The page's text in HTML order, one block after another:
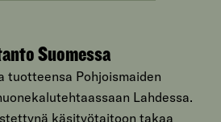
Suomessa
tuotteensa Pohjoismaiden
Lahdessa.
käsityötaitoon takaa